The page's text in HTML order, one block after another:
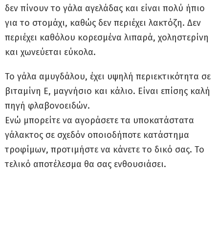
δεν πίνουν το γάλα αγελάδας και είναι πολύ ήπιο
για το στομάχι, καθώς δεν περιέχει λακτόζη. Δεν
περιέχει καθόλου κορεσμένα λιπαρά, χοληστερίνη
και χωνεύεται εύκολα.
Το γάλα αμυγδάλου, έχει υψηλή περιεκτικότητα σε
βιταμίνη Ε, μαγνήσιο και κάλιο. Είναι επίσης καλή
πηγή φλαβονοειδών.
Ενώ μπορείτε να αγοράσετε τα υποκατάστατα
γάλακτος σε σχεδόν οποιοδήποτε κατάστημα
τροφίμων, προτιμήστε να κάνετε το δικό σας. Το
τελικό αποτέλεσμα θα σας ενθουσιάσει.